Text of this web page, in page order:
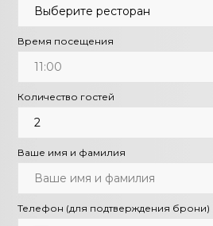
Время посещения
Количество гостей
Ваше имя и фамилия
Телефон (для подтверждения брони)